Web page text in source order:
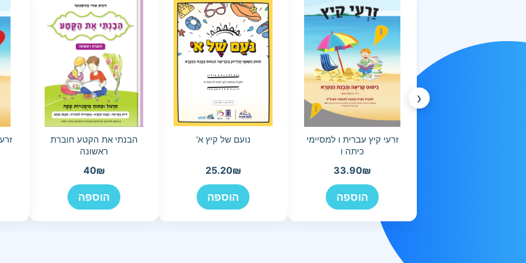
‹
זרעי קיץ עברית ו למסיימי
כיתה ו
33.90₪
הוספה
נועם של קיץ א'
25.20₪
הוספה
הבנתי את הקטע חוברת
ראשונה
40₪
הוספה